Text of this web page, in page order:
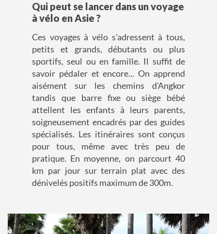
Qui peut se lancer dans un voyage
à vélo en Asie ?
Ces voyages à vélo s'adressent à tous,
petits et grands, débutants ou plus
sportifs, seul ou en famille. Il suffit de
savoir pédaler et encore... On apprend
aisément sur les chemins d'Angkor
tandis que barre fixe ou siège bébé
attellent les enfants à leurs parents,
soigneusement encadrés par des guides
spécialisés. Les itinéraires sont conçus
pour tous, même avec très peu de
pratique. En moyenne, on parcourt 40
km par jour sur terrain plat avec des
dénivelés positifs maximum de 300m.